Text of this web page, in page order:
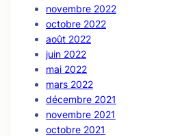
novembre 2022
octobre 2022
août 2022
juin 2022
mai 2022
mars 2022
décembre 2021
novembre 2021
octobre 2021